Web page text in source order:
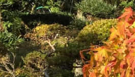
コ
ン
テ
ン
ツ
へ